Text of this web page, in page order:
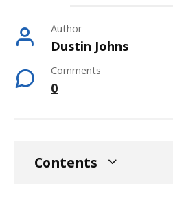
Author
Dustin Johns
Comments
0
Contents